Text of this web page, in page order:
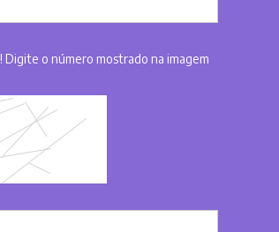
o número mostrado na imagem